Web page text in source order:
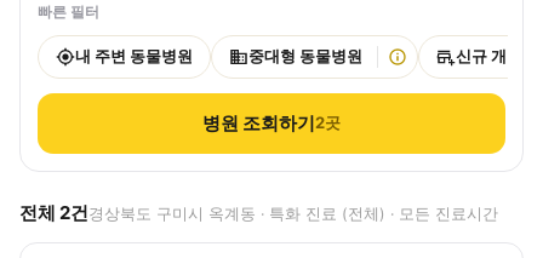
빠른 필터
내 주변 동물병원 중대형 동물병원 신규 개원
병원 조회하기2곳
전체 2건경상북도 구미시 옥계동 · 특화 진료 (전체) · 모든 진료시간